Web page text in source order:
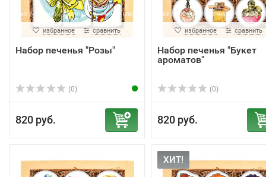
избранное сравнить
Набор печенья "Розы"
(0)
820 руб.
избранное сравнить
Набор печенья "Букет
ароматов"
(0)
820 руб.
ХИТ!